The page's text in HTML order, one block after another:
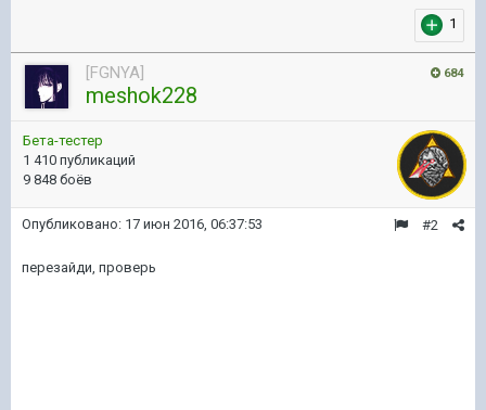
1
684
[FGNYA]
meshok228
Бета-тестер
1 410 публикаций
9 848 боёв
#2
Опубликовано: 17 июн 2016, 06:37:53
перезайди, проверь